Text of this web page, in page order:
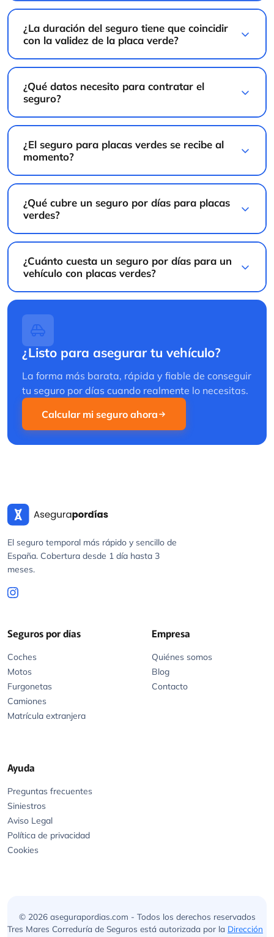
¿La duración del seguro tiene que coincidir
con la validez de la placa verde?
¿Qué datos necesito para contratar el
seguro?
¿El seguro para placas verdes se recibe al
momento?
¿Qué cubre un seguro por días para placas
verdes?
¿Cuánto cuesta un seguro por días para un
vehículo con placas verdes?
¿Listo para asegurar tu vehículo?
La forma más barata, rápida y fiable de conseguir
tu seguro por días cuando realmente lo necesitas.
Calcular mi seguro ahora
El seguro temporal más rápido y sencillo de
España. Cobertura desde 1 día hasta 3
meses.
Seguros por días
Coches
Motos
Furgonetas
Camiones
Matrícula extranjera
Empresa
Quiénes somos
Blog
Contacto
Ayuda
Preguntas frecuentes
Siniestros
Aviso Legal
Política de privacidad
Cookies
© 2026 asegurapordias.com - Todos los derechos reservados
Tres Mares Correduría de Seguros está autorizada por la Dirección